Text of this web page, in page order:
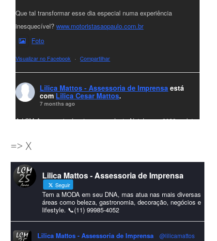
Que tal transformar esse dia especial numa experiência
inesquecível?www.motoristasaopaulo.com.br
Foto
Visualizar no Facebook · Compartilhar
Lilica Mattos - Assessoria de Imprensa está
com Lilica Cesar Mattos.
7 months ago
A LCM Assessoria deseja um excelente Natal e um 2026 repleto
amigos que sempre nos acompanham!🎄✨🥂❤️
#lcmassessoriassessoria#natal #merrychristmas #felizanonovo
#HappyNewYear
Foto
Visualizar no Facebook · Compartilhar
=> X
Lilica Mattos - Assessoria de Imprensa
Seguir
Tem a MODA em seu DNA, mas atua nas mais diversas
áreas como beleza, gastronomia, decoração, negócios e
lifestyle. 📞(11) 99985-4052
Lilica Mattos - Assessoria de Imprensa
@lilicamattos